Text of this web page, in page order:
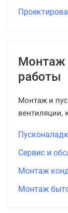
Монтаж
работы
Монтаж и
вентиляции,
Сервис и
Монтаж
Монтаж